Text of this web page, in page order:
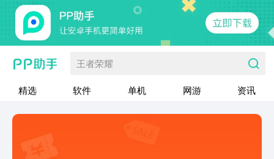
王者荣耀
精选 软件 单机 网游 资讯